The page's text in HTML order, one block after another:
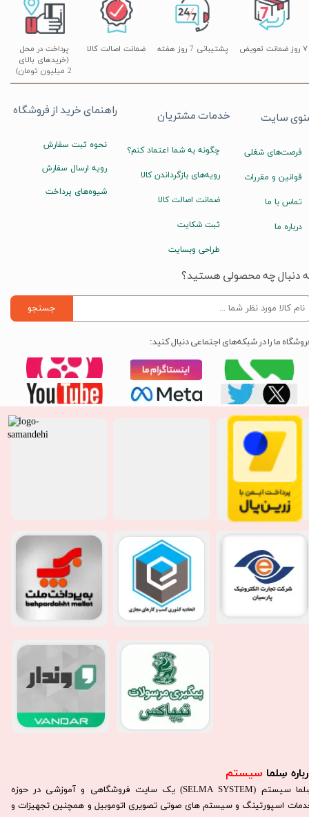
سِلما سیستم​​​​​​​
سِلما سيستم (SELMA SYSTEM) یک سایت فروشگاهی و آموزشی در حوزه
اسپورتینگ و سیستم های صوتی تصویری اتوموبیل و همچنین تجهیزات و
پشتیبانی 7 روز هفته
پرداخت در محل
(خریدهای بالای
2 میلیون تومان)
۷ روز ضمانت تعویض ضمانت اصالت کالا
راهنمای خرید از فروشگاه
نحوه ثبت سفارش
رویه ارسال سفارش
شیوه‌های پرداخت
خدمات مشتریان
چگونه به شما اعتماد کنم؟
رویه‌های بازگرداندن کالا
ضمانت اصالت کالا
ثبت شکایت
طراحی وبسایت
سایت
فرصت‌های شغلی
قوانین و مقررات
تماس با ما
درباره ما
دنبال چه محصولی هستید؟
جستجو
ما را در شبکه‌های اجتماعی دنبال کنید: